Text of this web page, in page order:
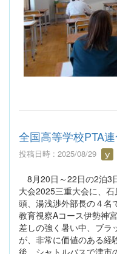
全国高等学校PTA
投稿日時 : 2025/08/29
8月20日～22日の2泊3
大会2025三重大会に、
頭、湯浅渉外部長の４名
教育視察Aコース伊勢神
差しの強く暑い中、ブラ
が、非常に価値のある経